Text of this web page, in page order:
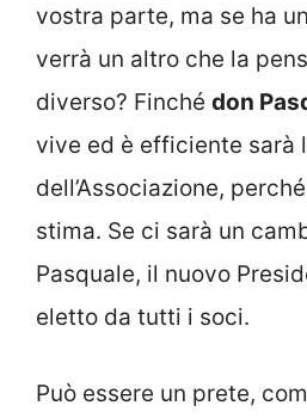
vostra parte, ma se ha
verrà un altro che la
diverso? Finché don
vive ed è efficiente sarà
dell’Associazione,
stima. Se ci sarà un
Pasquale, il nuovo
eletto da tutti i soci.
Può essere un prete,